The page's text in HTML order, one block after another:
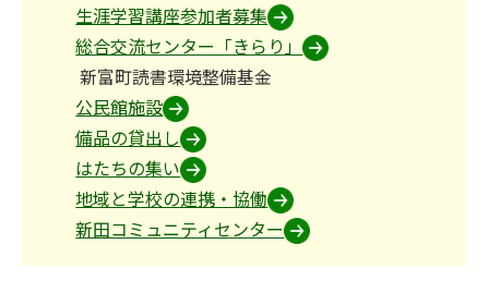
生涯学習講座参加者募集
総合交流センター「きらり」
新富町読書環境整備基金
公民館施設
備品の貸出し
はたちの集い
地域と学校の連携・協働
新田コミュニティセンター